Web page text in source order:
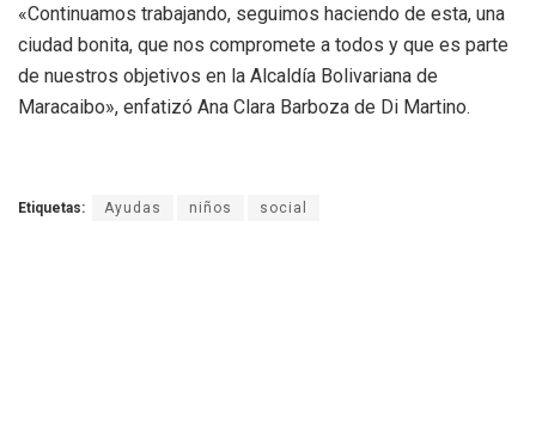
«Continuamos trabajando, seguimos haciendo de esta, una
ciudad bonita, que nos compromete a todos y que es parte
de nuestros objetivos en la Alcaldía Bolivariana de
Maracaibo», enfatizó Ana Clara Barboza de Di Martino.
Etiquetas: Ayudas niños social